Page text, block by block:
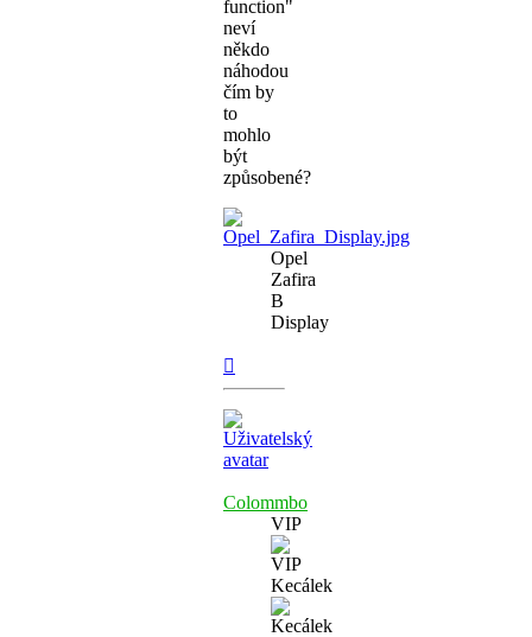
function"
neví
někdo
náhodou
čím by
to
mohlo
být
způsobené?
Opel
Zafira
B
Display
Colommbo
VIP
Kecálek